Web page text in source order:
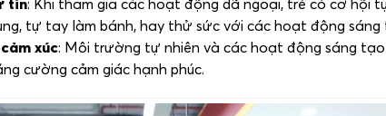
tự tay làm bánh, hay thử sức với các hoạt động sáng
xúc: Môi trường tự nhiên và các hoạt động sáng
cường cảm giác hạnh phúc.